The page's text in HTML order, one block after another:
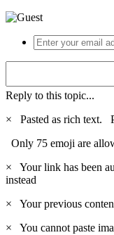
Reply to this topic...
×
Pasted as rich text.
Only 75 emoji are
×
Your link has been
instead
×
Your previous
×
You cannot paste